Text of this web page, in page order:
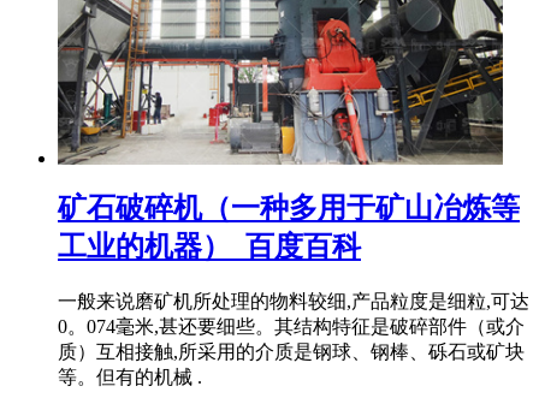
矿石破碎机（一种多用于矿山冶炼等
工业的机器）_百度百科
一般来说磨矿机所处理的物料较细,产品粒度是细粒,可达
0。074毫米,甚还要细些。其结构特征是破碎部件（或介
质）互相接触,所采用的介质是钢球、钢棒、砾石或矿块
等。但有的机械 .